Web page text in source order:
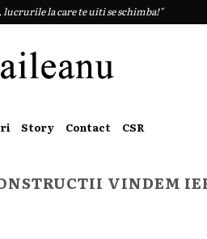
la care te uiti se schimba!"
Story Contact CSR
VINDEM